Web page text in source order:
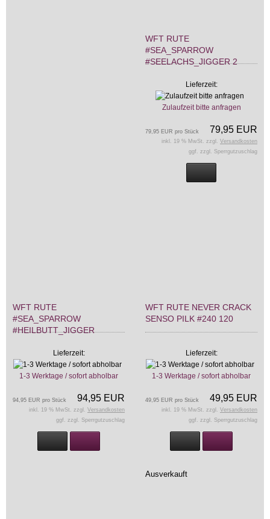
WFT RUTE
#SEA_SPARROW
#SEELACHS_JIGGER 2
Lieferzeit:
Zulaufzeit bitte anfragen
79,95 EUR
79,95 EUR pro Stück
inkl. 19 % MwSt. zzgl. Versandkosten
ggf. zzgl. Sperrgutzuschlag
WFT RUTE
#SEA_SPARROW
#HEILBUTT_JIGGER
Lieferzeit:
1-3 Werktage / sofort abholbar
94,95 EUR
94,95 EUR pro Stück
inkl. 19 % MwSt. zzgl. Versandkosten
ggf. zzgl. Sperrgutzuschlag
WFT RUTE NEVER CRACK
SENSO PILK #240 120
Lieferzeit:
1-3 Werktage / sofort abholbar
49,95 EUR
49,95 EUR pro Stück
inkl. 19 % MwSt. zzgl. Versandkosten
ggf. zzgl. Sperrgutzuschlag
Ausverkauft